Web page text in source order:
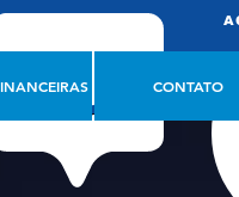
CONTATO